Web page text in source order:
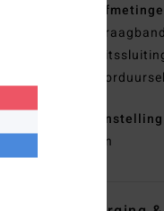
Samenstelling
katoen